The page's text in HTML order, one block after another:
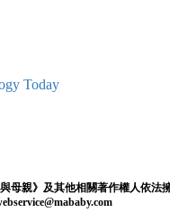
Today
母親》及其他相關著作權人依